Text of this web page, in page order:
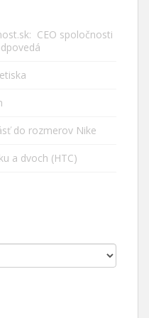
CEO spoločnosti
do rozmerov Nike
a dvoch (HTC)